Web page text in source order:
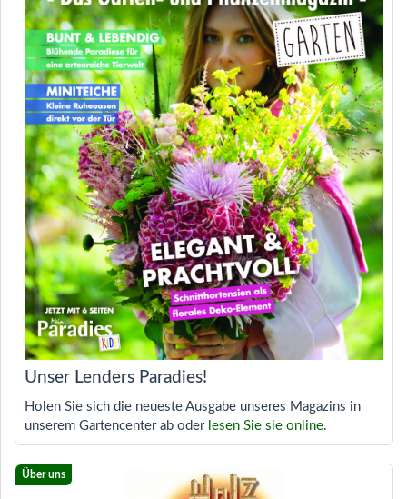
Unser Lenders Paradies!
Holen Sie sich die neueste Ausgabe unseres Magazins in
unserem Gartencenter ab oder lesen Sie sie online.